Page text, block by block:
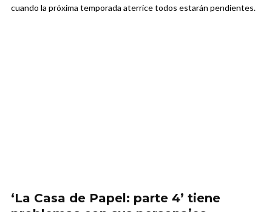
cuando la próxima temporada aterrice todos estarán pendientes.
‘La Casa de Papel: parte 4’ tiene